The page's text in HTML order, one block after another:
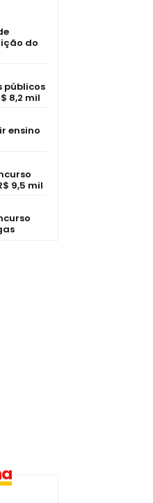
do
públicos
8,2 mil
ensino
9,5 mil